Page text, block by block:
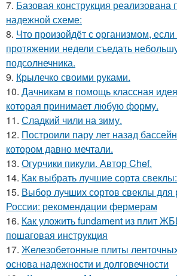
7. Базовая конструкция реализована
надежной схеме:
8. Что произойдёт с организмом,
протяжении недели съедать
подсолнечника.
9. Крылечко своими руками.
10. Дачникам в помощь классная
которая принимает любую форму.
11. Сладкий чили на зиму.
12. Построили пару лет назад
котором давно мечтали.
13. Огурчики пикули. Автор Chef.
14. Как выбрать лучшие сорта
15. Выбор лучших сортов свеклы для
России: рекомендации фермерам
16. Как уложить fundament из плит
пошаговая инструкция
17. Железобетонные плиты
основа надежности и долговечности